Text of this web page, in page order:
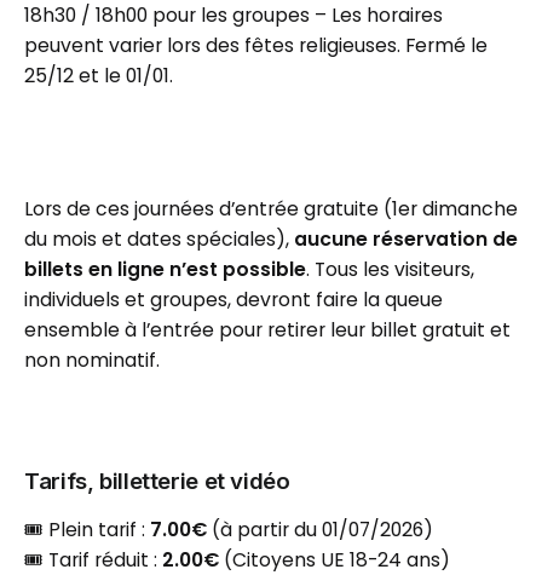
18h30 / 18h00 pour les groupes – Les horaires
peuvent varier lors des fêtes religieuses. Fermé le
25/12 et le 01/01.
Lors de ces journées d’entrée gratuite (1er dimanche
du mois et dates spéciales), aucune réservation de
billets en ligne n’est possible. Tous les visiteurs,
individuels et groupes, devront faire la queue
ensemble à l’entrée pour retirer leur billet gratuit et
non nominatif.
Tarifs, billetterie et vidéo
🎟️ Plein tarif : 7.00€ (à partir du 01/07/2026)
🎟️ Tarif réduit : 2.00€ (Citoyens UE 18-24 ans)